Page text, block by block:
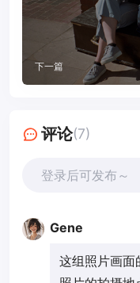
下一篇
评论(7)
登录后可发布～
Gene
这组照片画面